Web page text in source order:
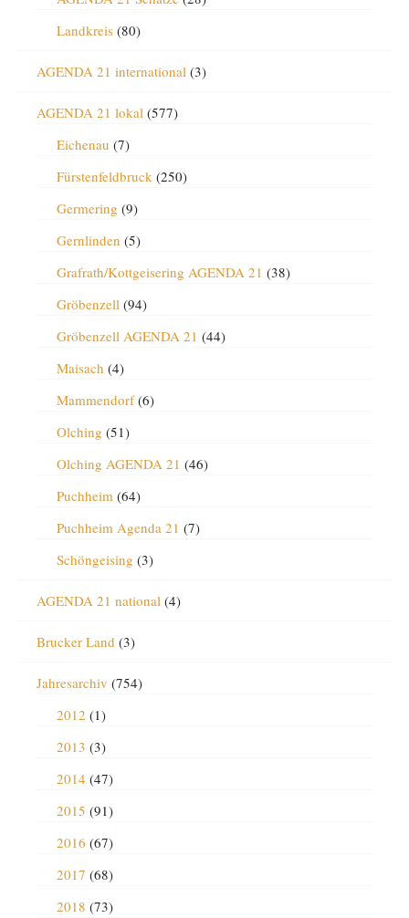
Landkreis(80)
AGENDA 21 international (3)
AGENDA 21 lokal (577)
Eichenau (7)
Fürstenfeldbruck (250)
Germering (9)
Gernlinden (5)
Grafrath/Kottgeisering AGENDA 21 (38)
Gröbenzell (94)
Gröbenzell AGENDA 21 (44)
Maisach (4)
Mammendorf(6)
Olching (51)
Olching AGENDA 21 (46)
Puchheim (64)
Puchheim Agenda 21 (7)
Schöngeising (3)
AGENDA 21 national (4)
Brucker Land (3)
Jahresarchiv (754)
2012 (1)
2013 (3)
2014 (47)
2015 (91)
2016 (67)
2017 (68)
2018 (73)